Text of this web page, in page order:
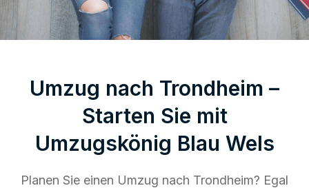
Umzug nach Trondheim –
Starten Sie mit
Umzugskönig Blau Wels
Planen Sie einen Umzug nach Trondheim? Egal